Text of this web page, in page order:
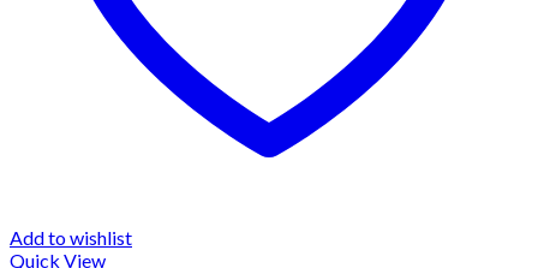
Add to wishlist
Quick View